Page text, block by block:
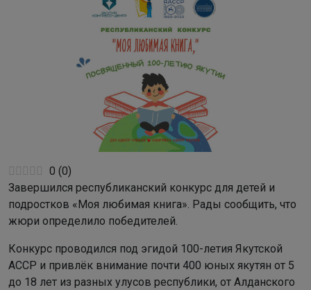
0 (0)
Завершился республиканский конкурс для детей и
подростков «Моя любимая книга». Рады сообщить, что
жюри определило победителей.
Конкурс проводился под эгидой 100-летия Якутской
АССР и привлёк внимание почти 400 юных якутян от 5
до 18 лет из разных улусов республики, от Алданского